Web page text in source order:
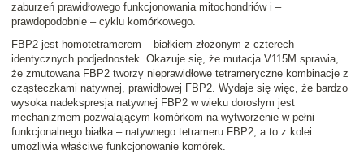
zaburzeń prawidłowego funkcjonowania mitochondriów i –
prawdopodobnie – cyklu komórkowego.
FBP2 jest homotetramerem – białkiem złożonym z czterech
identycznych podjednostek. Okazuje się, że mutacja V115M sprawia,
że zmutowana FBP2 tworzy nieprawidłowe tetrameryczne kombinacje z
cząsteczkami natywnej, prawidłowej FBP2. Wydaje się więc, że bardzo
wysoka nadekspresja natywnej FBP2 w wieku dorosłym jest
mechanizmem pozwalającym komórkom na wytworzenie w pełni
funkcjonalnego białka – natywnego tetrameru FBP2, a to z kolei
umożliwia właściwe funkcjonowanie komórek.